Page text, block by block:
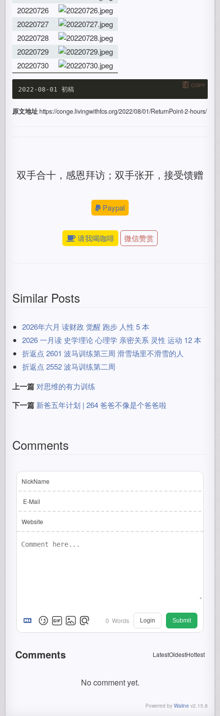
20220726
20220727
20220728
20220729
20220730
COPY
原文地址https://conge.livingwithfcs.org/2022/08/01/ReturnPoint-2-hours/
双手合十，感恩拜访；双手张开，接受馈赠
Paypal
请我喝咖啡 微信赞赏
Similar Posts
2026年六月 读财政 觉醒 跑步 人性 5 本
2026 一月读 史学理论 心理学 亲密关系 灵性 运动 12 本
折返点 2601 波马训练第三周 滑雪场里不滑雪的人
折返点 2552 波马训练第二周
上一篇 对思维的有力训练
下一篇 新爸五年计划 | 264 爸爸不像是个爸爸啦
Comments
NickName
E-Mail
Website
0 Words Login Submit
Comments LatestOldestHottest
No comment yet.
Powered by Waline v2.15.8